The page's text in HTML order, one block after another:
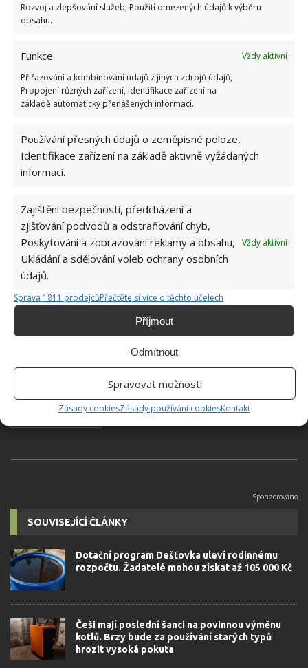
Rozvoj a zlepšování služeb, Použití omezených údajů k výběru
obsahu.
Funkce
Vždy aktivní
Přiřazování a kombinování údajů z jiných zdrojů údajů,
Propojení různých zařízení, Identifikace zařízení na
základě automaticky přenášených informací.
Používání přesných údajů o zeměpisné poloze,
Identifikace zařízení na základě aktivně vyžádaných
informací.
Zajištění bezpečnosti, předcházení a
zjišťování podvodů a odstraňování chyb,
Poskytování a zobrazování reklamy a obsahu,
Ukládání a sdělování voleb ochrany osobních
údajů.
Vždy aktivní
Správa 1811 prodejcůPřečtěte si více o těchto účelech
Příjmout
Odmítnout
Spravovat možnosti
Zásady cookiesZásady používání cookiesKontakt
Jiří Kolář
Absolvent České zemědělské
univerzity, který je již od malička
velkým kutilem. V podstatě vše, co je
možné najít v j...[Více o autorovi]
SOUVISEJÍCÍ ČLÁNKY
Dotační program Dešťovka uleví rodinnému
rozpočtu. Žadatelé mohou získat až 105 000 Kč
Češi mají poslední šanci na povinnou výměnu
kotlů. Brzy bude za používání starých typů
hrozit vysoká pokuta